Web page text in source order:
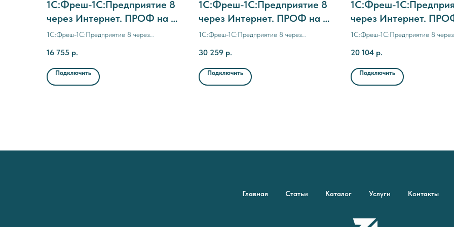
1C:Фреш-1C:Предприятие 8
через Интернет. ПРОФ на 3
месяца
1C:Фреш-1C:Предприятие 8 через
16 755 р.
Подключить
1C:Фреш-1C:Предприятие 8
через Интернет. ПРОФ на 6
месяцев
1C:Фреш-1C:Предприятие 8 через
30 259 р.
Подключить
1C:Фреш-
через Интернет.
месяца (с прерыванием
1C:Фреш-1C:Предприятие 8 через
прерыванием договора)
20 104 р.
Подключить
Главная Статьи Каталог Услуги Контакты